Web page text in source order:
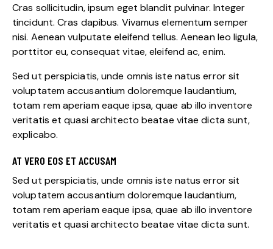
Cras sollicitudin, ipsum eget blandit pulvinar. Integer
tincidunt. Cras dapibus. Vivamus elementum semper
nisi. Aenean vulputate eleifend tellus. Aenean leo ligula,
porttitor eu, consequat vitae, eleifend ac, enim.
Sed ut perspiciatis, unde omnis iste natus error sit
voluptatem accusantium doloremque laudantium,
totam rem aperiam eaque ipsa, quae ab illo inventore
veritatis et quasi architecto beatae vitae dicta sunt,
explicabo.
AT VERO EOS ET ACCUSAM
Sed ut perspiciatis, unde omnis iste natus error sit
voluptatem accusantium doloremque laudantium,
totam rem aperiam eaque ipsa, quae ab illo inventore
veritatis et quasi architecto beatae vitae dicta sunt.